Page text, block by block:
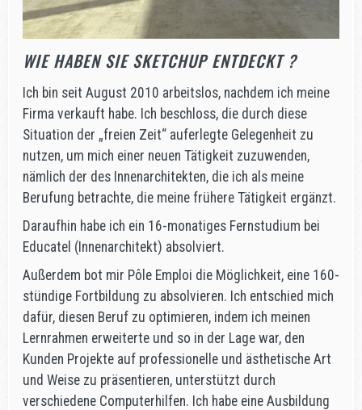
WIE HABEN SIE SKETCHUP ENTDECKT ?
Ich bin seit August 2010 arbeitslos, nachdem ich meine
Firma verkauft habe. Ich beschloss, die durch diese
Situation der „freien Zeit“ auferlegte Gelegenheit zu
nutzen, um mich einer neuen Tätigkeit zuzuwenden,
nämlich der des Innenarchitekten, die ich als meine
Berufung betrachte, die meine frühere Tätigkeit ergänzt.
Daraufhin habe ich ein 16-monatiges Fernstudium bei
Educatel (Innenarchitekt) absolviert.
Außerdem bot mir Pôle Emploi die Möglichkeit, eine 160-
stündige Fortbildung zu absolvieren. Ich entschied mich
dafür, diesen Beruf zu optimieren, indem ich meinen
Lernrahmen erweiterte und so in der Lage war, den
Kunden Projekte auf professionelle und ästhetische Art
und Weise zu präsentieren, unterstützt durch
verschiedene Computerhilfen. Ich habe eine Ausbildung